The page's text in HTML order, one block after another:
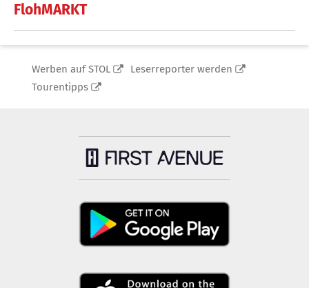
FlohMARKT
Werben auf STOL
Leserreporter werden
Tourentipps